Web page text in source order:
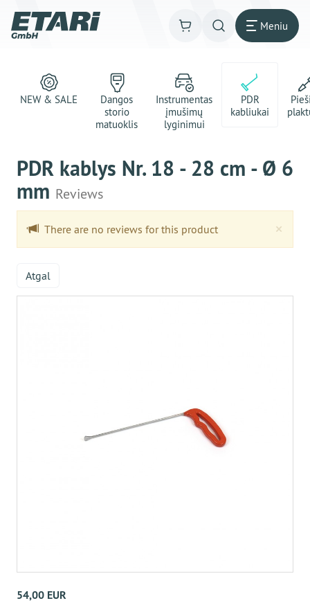
Meniu
NEW & SALE
Dangos
storio
matuoklis
Instrumentas
įmušimų
lyginimui
PDR
kabliukai
PDR kablys Nr. 18 - 28 cm - Ø 6
mm Reviews
×
There are no reviews for this product
Atgal
54,00 EUR